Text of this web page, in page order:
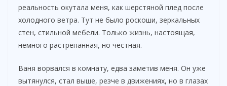
реальность окутала меня, как шерстяной плед после
холодного ветра. Тут не было роскоши, зеркальных
стен, стильной мебели. Только жизнь, настоящая,
немного растрёпанная, но честная.
Ваня ворвался в комнату, едва заметив меня. Он уже
вытянулся, стал выше, резче в движениях, но в глазах